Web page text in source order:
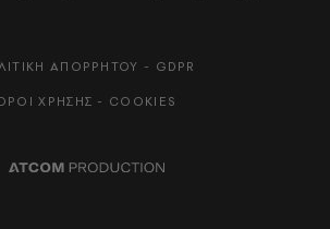
ΑΠΟΡΡΗΤΟΥ - GDPR
ΧΡΗΣΗΣ - COOKIES